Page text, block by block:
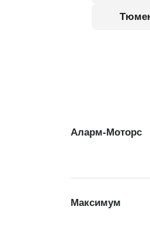
Аларм-Моторс
Максимум